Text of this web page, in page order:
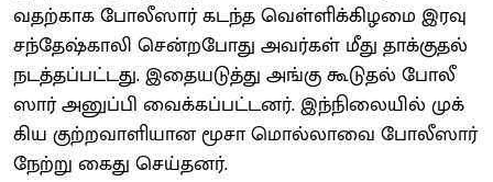
வதற்​காக போலீ​ஸார் கடந்த வெள்​ளிக்​கிழமை இரவு
சந்​தேஷ்​காலி சென்​ற​போது அவர்​கள் மீது தாக்​குதல்
நடத்​தப்​பட்​டது. இதையடுத்து அங்கு கூடு​தல் போலீ​
ஸார் அனுப்பி வைக்​கப்​பட்​டனர். இந்​நிலை​யில் முக்​
கிய குற்​ற​வாளி​யான மூசா மொல்​லாவை போலீ​ஸார்
நேற்று கைது செய்​தனர்.